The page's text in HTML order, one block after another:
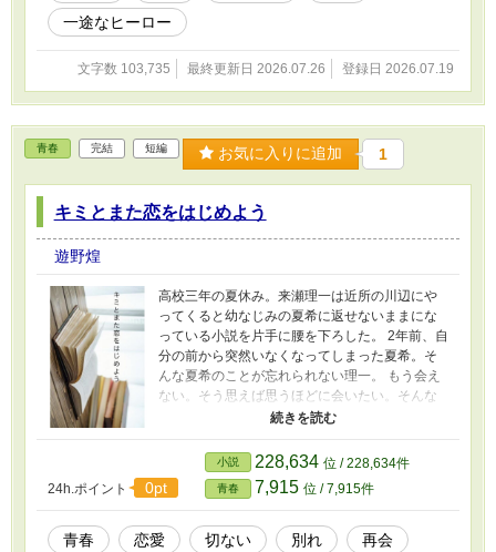
期間2026.6.3〜7.19
一途なヒーロー
文字数 103,735 最終更新日 2026.07.26 登録日 2026.07.19
青春 完結 短編 お気に入りに追加 1
キミとまた恋をはじめよう
遊野煌
高校三年の夏休み。来瀬理一は近所の川辺にや
ってくると幼なじみの夏希に返せないままにな
っている小説を片手に腰を下ろした。 2年前、自
分の前から突然いなくなってしまった夏希。そ
んな夏希のことが忘れられない理一。 もう会え
ない。そう思えば思うほどに会いたい。そんな
理一の耳元からふいに夏希の声が聞こえてきて
ァンタジーです。 ※表紙はフリー素材より
24h.ポイント 0pt
小説 228,634 位 / 228,634件
青春 7,915 位 / 7,915件
青春 恋愛 切ない 別れ
再会